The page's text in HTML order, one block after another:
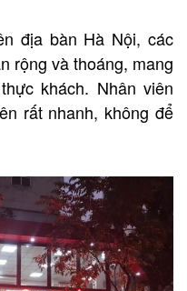
địa bàn Hà Nội, các
rộng và thoáng, mang
khách. Nhân viên
rất nhanh, không để